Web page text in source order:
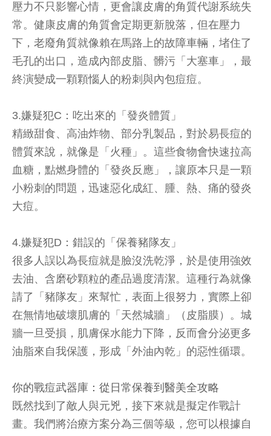
壓力不只影響心情，更會讓皮膚的角質代謝系統失
常。健康皮膚的角質會定期更新脫落，但在壓力
下，老廢角質就像賴在馬路上的故障車輛，堵住了
毛孔的出口，造成內部皮脂、髒污「大塞車」，最
終演變成一顆顆惱人的粉刺與內包痘痘。
3.嫌疑犯C：吃出來的「發炎體質」
精緻甜食、高油炸物、部分乳製品，對於易長痘的
體質來說，就像是「火種」。這些食物會快速拉高
血糖，點燃身體的「發炎反應」，讓原本只是一顆
小粉刺的問題，迅速惡化成紅、腫、熱、痛的發炎
大痘。
4.嫌疑犯D：錯誤的「保養豬隊友」
很多人誤以為長痘就是臉沒洗乾淨，於是使用強效
去油、含磨砂顆粒的產品過度清潔。這種行為就像
請了「豬隊友」來幫忙，表面上很努力，實際上卻
在無情地破壞肌膚的「天然城牆」（皮脂膜）。城
牆一旦受損，肌膚保水能力下降，反而會分泌更多
油脂來自我保護，形成「外油內乾」的惡性循環。
你的戰痘武器庫：從日常保養到醫美全攻略
既然找到了敵人與元兇，接下來就是擬定作戰計
畫。我們將治療方案分為三個等級，您可以根據自